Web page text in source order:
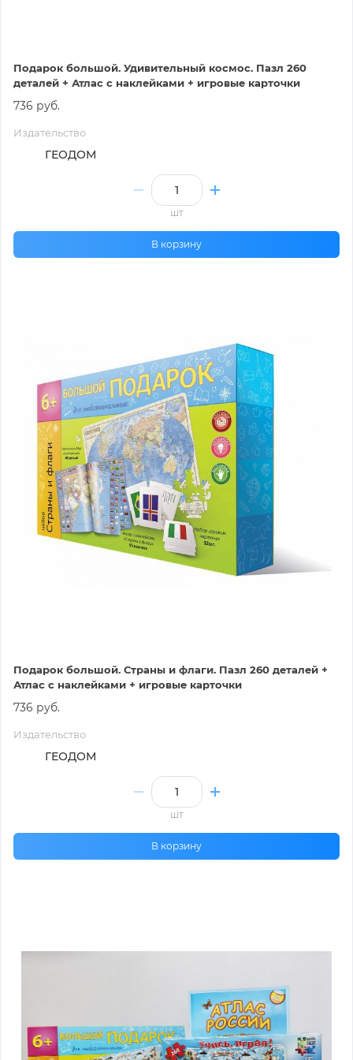
Подарок большой. Удивительный космос. Пазл 260
деталей + Атлас с наклейками + игровые карточки
736 руб.
Издательство
ГЕОДОМ
шт
В корзину
Подарок большой. Страны и флаги. Пазл 260 деталей +
Атлас с наклейками + игровые карточки
736 руб.
Издательство
ГЕОДОМ
шт
В корзину